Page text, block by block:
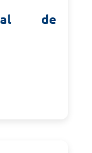
de